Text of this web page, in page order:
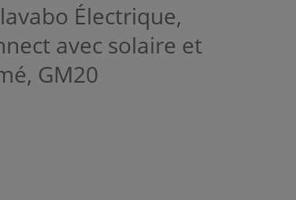
Électrique,
avec solaire et
GM20